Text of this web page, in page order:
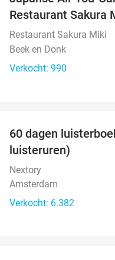
Restaurant Sakura
Restaurant Sakura Miki
Beek en Donk
Verkocht: 990
60 dagen
luisteruren)
Nextory
Amsterdam
Verkocht: 6.382